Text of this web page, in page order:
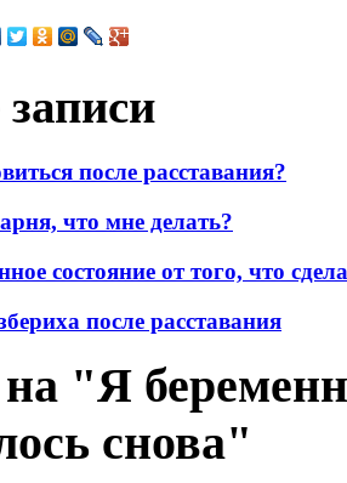
после расставания?
что мне делать?
состояние от того, что
после расставания
на "Я
снова"